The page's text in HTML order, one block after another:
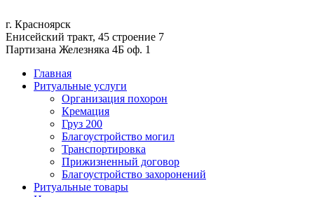
г. Красноярск
Енисейский тракт, 45 строение 7
Партизана Железняка 4Б оф. 1
Главная
Ритуальные услуги
Организация похорон
Кремация
Груз 200
Благоустройство могил
Транспортировка
Прижизненный договор
Благоустройство захоронений
Ритуальные товары